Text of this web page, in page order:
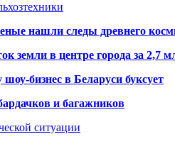
нашли следы древнего
земли в центре города за 2,7
бизнес в Беларуси буксует
и багажников
ситуации